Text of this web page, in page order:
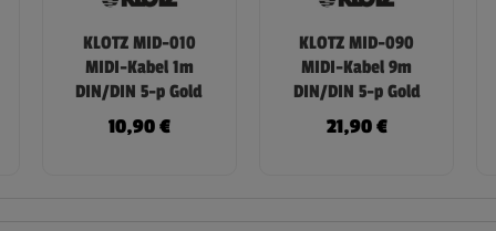
KLOTZ MID-010
MIDI-Kabel 1m
DIN/DIN 5-p Gold
10,90€
KLOTZ MID-090
MIDI-Kabel 9m
DIN/DIN 5-p Gold
21,90€